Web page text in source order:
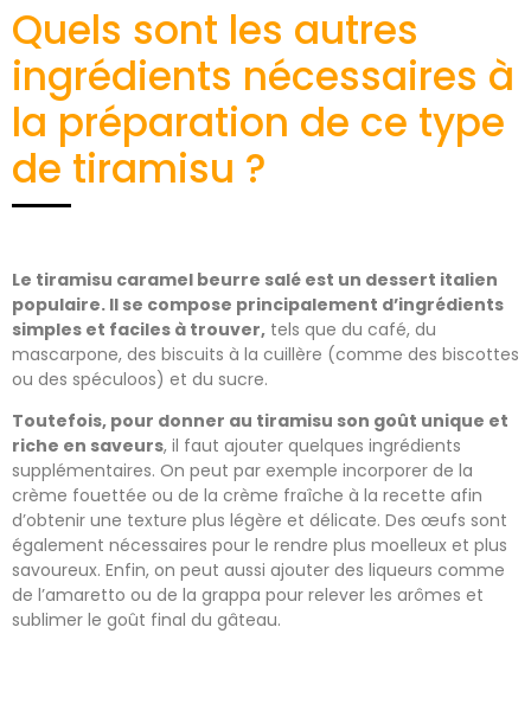
Quels sont les autres
ingrédients nécessaires à
la préparation de ce type
de tiramisu ?
Le tiramisu caramel beurre salé est un dessert italien
populaire. Il se compose principalement d’ingrédients
simples et faciles à trouver, tels que du café, du
mascarpone, des biscuits à la cuillère (comme des biscottes
ou des spéculoos) et du sucre.
Toutefois, pour donner au tiramisu son goût unique et
riche en saveurs, il faut ajouter quelques ingrédients
supplémentaires. On peut par exemple incorporer de la
crème fouettée ou de la crème fraîche à la recette afin
d’obtenir une texture plus légère et délicate. Des œufs sont
également nécessaires pour le rendre plus moelleux et plus
savoureux. Enfin, on peut aussi ajouter des liqueurs comme
de l’amaretto ou de la grappa pour relever les arômes et
sublimer le goût final du gâteau.